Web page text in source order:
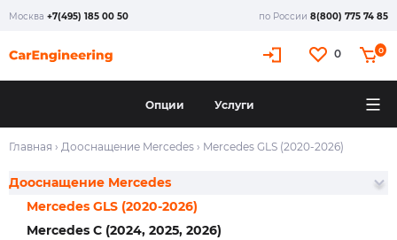
Москва +7(495) 185 00 50 по России 8(800) 775 74 85
0 0
Опции Услуги
Главная › Дооснащение Mercedes › Mercedes GLS (2020-2026)
Дооснащение Mercedes
Mercedes C (2024, 2025, 2026)
Mercedes GLS (2020-2026)